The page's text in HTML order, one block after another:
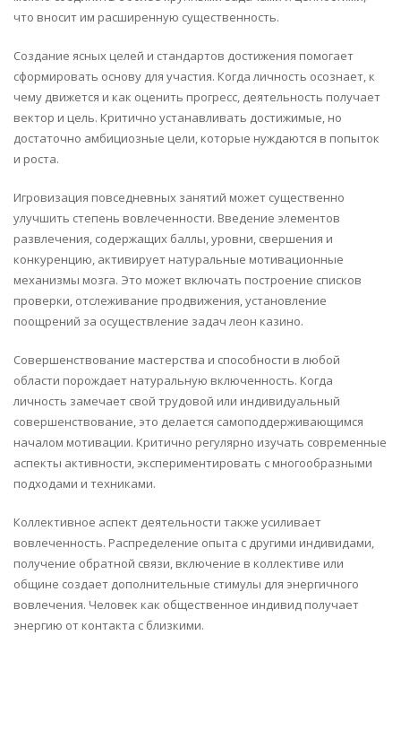
что вносит им расширенную существенность.
Создание ясных целей и стандартов достижения помогает
сформировать основу для участия. Когда личность осознает, к
чему движется и как оценить прогресс, деятельность получает
вектор и цель. Критично устанавливать достижимые, но
достаточно амбициозные цели, которые нуждаются в попыток
и роста.
Игровизация повседневных занятий может существенно
улучшить степень вовлеченности. Введение элементов
развлечения, содержащих баллы, уровни, свершения и
конкуренцию, активирует натуральные мотивационные
механизмы мозга. Это может включать построение списков
проверки, отслеживание продвижения, установление
поощрений за осуществление задач леон казино.
Совершенствование мастерства и способности в любой
области порождает натуральную включенность. Когда
личность замечает свой трудовой или индивидуальный
совершенствование, это делается самоподдерживающимся
началом мотивации. Критично регулярно изучать современные
аспекты активности, экспериментировать с многообразными
подходами и техниками.
Коллективное аспект деятельности также усиливает
вовлеченность. Распределение опыта с другими индивидами,
получение обратной связи, включение в коллективе или
общине создает дополнительные стимулы для энергичного
вовлечения. Человек как общественное индивид получает
энергию от контакта с близкими.